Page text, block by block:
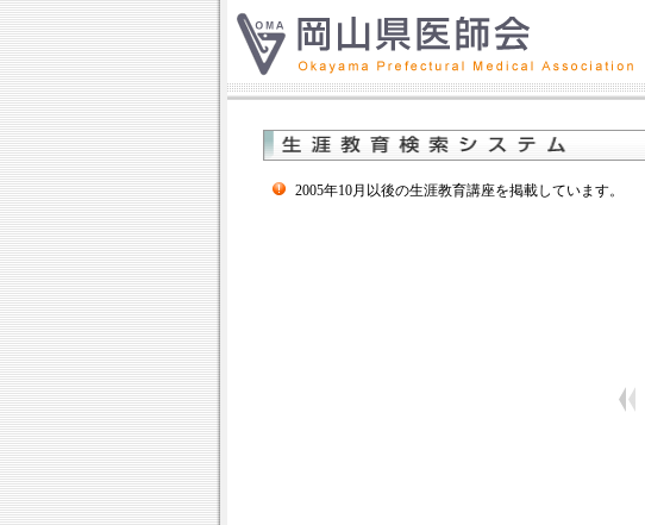
2005年10月以後の生涯教育講座を掲載しています。